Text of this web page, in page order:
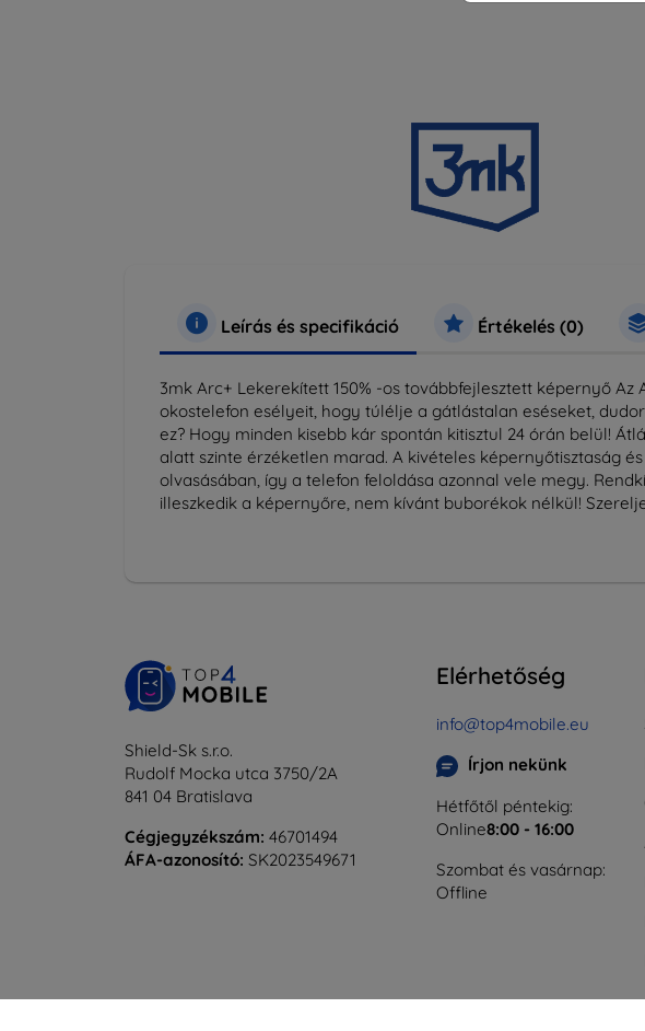
Leírás és specifikáció Értékelés (0)
3mk Arc+ Lekerekített 150% -os továbbfejlesztett képernyő
okostelefon esélyeit, hogy túlélje a gátlástalan eséseket,
ez? Hogy minden kisebb kár spontán kitisztul 24 órán belül!
alatt szinte érzéketlen marad. A kivételes képernyőtisztaság
olvasásában, így a telefon feloldása azonnal vele megy.
illeszkedik a képernyőre, nem kívánt buborékok nélkül!
Shield-Sk s.r.o.
Rudolf Mocka utca 3750/2A
841 04 Bratislava
Cégjegyzékszám: 46701494
ÁFA-azonosító: SK2023549671
Elérhetőség
info@top4mobile.eu
Írjon nekünk
Hétfőtől péntekig:
Online8:00 - 16:00
Szombat és vasárnap:
Offline